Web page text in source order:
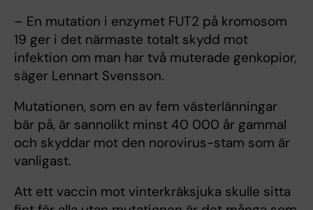
– En mutation i enzymet FUT2 på kromosom
19 ger i det närmaste totalt skydd mot
infektion om man har två muterade genkopior,
säger Lennart Svensson.
Mutationen, som en av fem västerlänningar
bär på, är sannolikt minst 40 000 år gammal
och skyddar mot den norovirus-stam som är
vanligast.
Att ett vaccin mot vinterkräksjuka skulle sitta